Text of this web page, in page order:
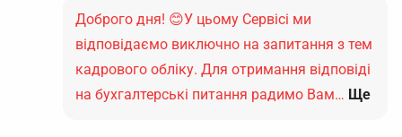
Доброго дня! 😊У цьому Сервісі ми
відповідаємо виключно на запитання з тем
кадрового обліку. Для отримання відповіді
на бухгалтерські питання радимо Вам… Ще